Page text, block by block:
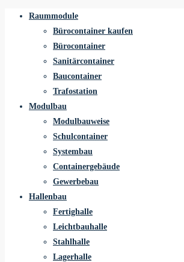
Raummodule
Bürocontainer kaufen
Bürocontainer
Sanitärcontainer
Baucontainer
Trafostation
Modulbau
Modulbauweise
Schulcontainer
Systembau
Containergebäude
Gewerbebau
Hallenbau
Fertighalle
Leichtbauhalle
Stahlhalle
Lagerhalle